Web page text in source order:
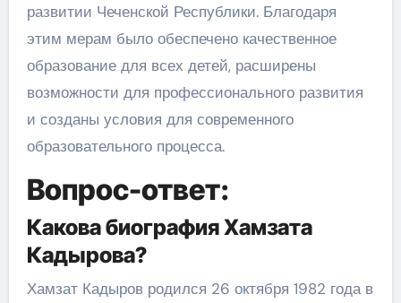
развитии Чеченской Республики. Благодаря
этим мерам было обеспечено качественное
образование для всех детей, расширены
возможности для профессионального развития
и созданы условия для современного
образовательного процесса.
Вопрос-ответ:
Какова биография Хамзата
Кадырова?
Хамзат Кадыров родился 26 октября 1982 года в